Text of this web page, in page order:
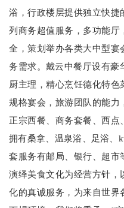
浴，行政楼层提供独立快捷
列商务超值服务，多功能厅
全，策划举办各类大中型宴
务需求。戴云中餐厅设有豪
厨主理，精心烹饪德化特
规格宴会，旅游团队的能力
正宗西餐、商务套餐、西点
拥有桑拿、温泉浴、足浴、
套服务有邮局、银行、超市
演绎美食文化为经营方针，
化的真诚服务，为来自世界